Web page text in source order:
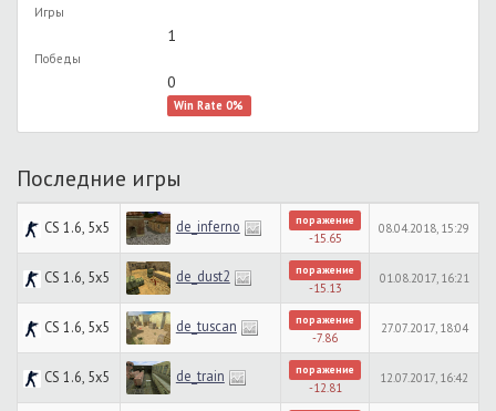
Игры
1
Победы
0
Win Rate 0%
Последние игры
CS 1.6, 5x5 de_inferno поражение
-15.65
08.04.2018, 15:29
CS 1.6, 5x5 de_dust2 поражение
-15.13
01.08.2017, 16:21
CS 1.6, 5x5 de_tuscan поражение
-7.86
27.07.2017, 18:04
CS 1.6, 5x5 de_train поражение
-12.81
12.07.2017, 16:42